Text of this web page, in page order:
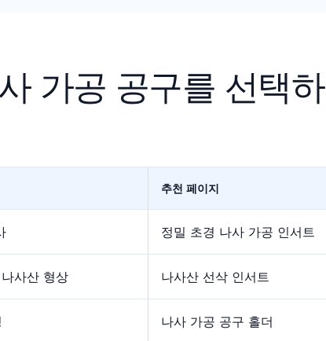
가공 공구를 선택하
추천 페이지
정밀 초경 나사 가공 인서트
사산 형상 나사산 선삭 인서트
나사 가공 공구 홀더